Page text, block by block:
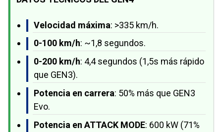
Velocidad máxima: >335 km/h.
0-100 km/h: ~1,8 segundos.
0-200 km/h: 4,4 segundos (1,5s más rápido
que GEN3).
Potencia en carrera: 50% más que GEN3
Evo.
Potencia en ATTACK MODE: 600 kW (71%